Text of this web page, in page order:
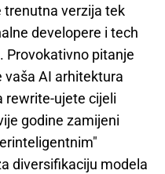
trenutna verzija tek
developere i tech
Provokativno pitanje
vaša AI arhitektura
rewrite-ujete cijeli
godine zamijeni
diversifikaciju modela